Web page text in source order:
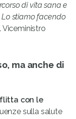
di vita sana e
stiamo facendo
Viceministro
ma anche di
con le
sulla salute